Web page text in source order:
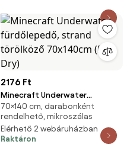
2176 Ft
Minecraft Underwater
fürdőlepedő, strand törölköző
70x140cm (Fast Dry)
70×140 cm, darabonként
rendelhető, mikroszálas
Elérhető 2 webáruházban
Raktáron